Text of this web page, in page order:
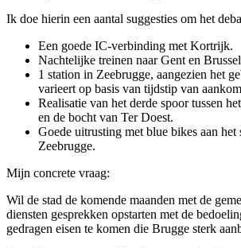
Ik doe hierin een aantal suggesties om het
Een goede IC-verbinding met Kortrijk.
Nachtelijke treinen naar Gent en
1 station in Zeebrugge, aangezien het
varieert op basis van tijdstip van
Realisatie van het derde spoor tussen
en de bocht van Ter Doest.
Goede uitrusting met blue bikes aan het
Zeebrugge.
Mijn concrete vraag:
Wil de stad de komende maanden met de
diensten gesprekken opstarten met de
gedragen eisen te komen die Brugge sterk